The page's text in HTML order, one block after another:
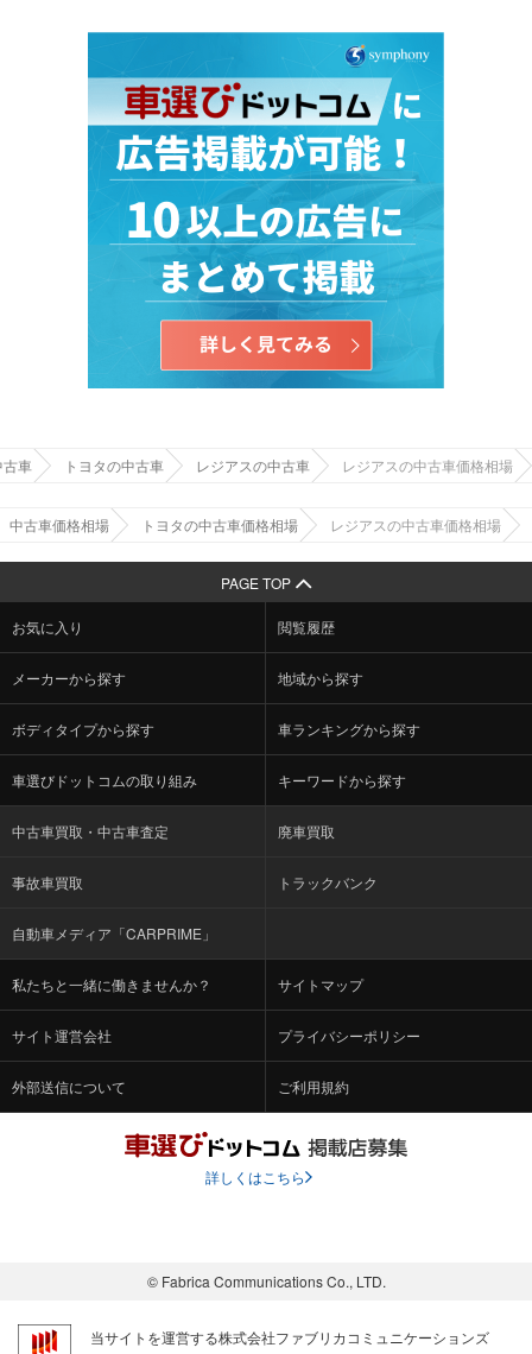
古車 トヨタの中古車 レジアスの中古車 レジアスの中古車価格相場
中古車価格相場 トヨタの中古車価格相場 レジアスの中古車価格相場
PAGE TOP
お気に入り 閲覧履歴
メーカーから探す 地域から探す
ボディタイプから探す 車ランキングから探す
車選びドットコムの取り組み キーワードから探す
中古車買取・中古車査定 廃車買取
事故車買取 トラックバンク
自動車メディア「CARPRIME」
私たちと一緒に働きませんか？ サイトマップ
サイト運営会社 プライバシーポリシー
外部送信について ご利用規約
詳しくはこちら
© Fabrica Communications Co., LTD.
当サイトを運営する株式会社ファブリカコミュニケーションズ